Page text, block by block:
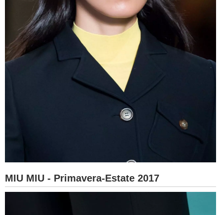
MIU MIU - Primavera-Estate 2017